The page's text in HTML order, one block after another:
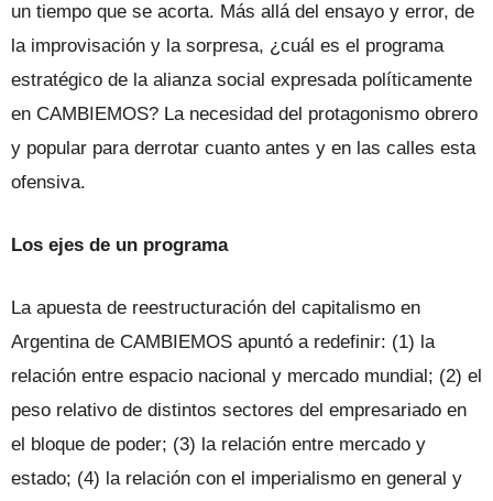
un tiempo que se acorta. Más allá del ensayo y error, de
la improvisación y la sorpresa, ¿cuál es el programa
estratégico de la alianza social expresada políticamente
en CAMBIEMOS? La necesidad del protagonismo obrero
y popular para derrotar cuanto antes y en las calles esta
ofensiva.
Los ejes de un programa
La apuesta de reestructuración del capitalismo en
Argentina de CAMBIEMOS apuntó a redefinir: (1) la
relación entre espacio nacional y mercado mundial; (2) el
peso relativo de distintos sectores del empresariado en
el bloque de poder; (3) la relación entre mercado y
estado; (4) la relación con el imperialismo en general y